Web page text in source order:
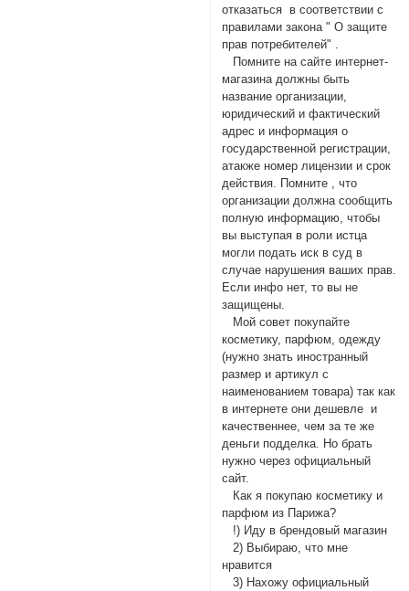
отказаться в соответствии с
правилами закона " О защите
прав потребителей" .
Помните на сайте интернет-
магазина должны быть
название организации,
юридический и фактический
адрес и информация о
государственной регистрации,
атакже номер лицензии и срок
действия. Помните , что
организации должна сообщить
полную информацию, чтобы
вы выступая в роли истца
могли подать иск в суд в
случае нарушения ваших прав.
Если инфо нет, то вы не
защищены.
Мой совет покупайте
косметику, парфюм, одежду
(нужно знать иностранный
размер и артикул с
наименованием товара) так как
в интернете они дешевле и
качественнее, чем за те же
деньги подделка. Но брать
нужно через официальный
сайт.
Как я покупаю косметику и
парфюм из Парижа?
!) Иду в брендовый магазин
2) Выбираю, что мне
нравится
3) Нахожу официальный